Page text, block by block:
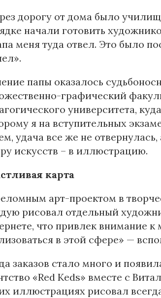
дорогу от дома было
начали готовить
меня туда отвел. Это было
папы оказалось
графический
университета,
я на вступительных
удача все же не
искусств – в иллюстрацию.
карта
арт-проектом в
рисовал отдельный
что привлек внимание
в этой сфере» —
заказов стало много и
«Red Keds» вместе с
иллюстрациях рисовал